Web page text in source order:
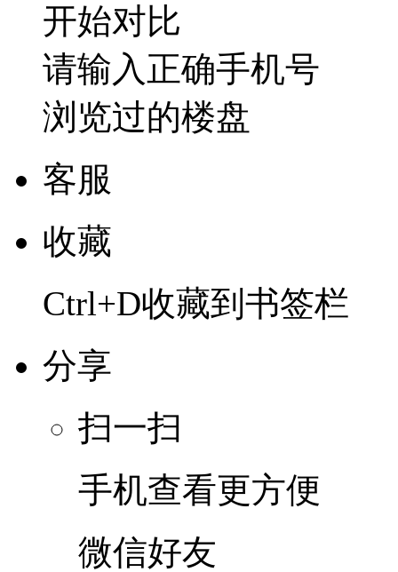
开始对比
请输入正确手机号
浏览过的楼盘
客服
收藏
Ctrl+D收藏到书签栏
分享
扫一扫
手机查看更方便
微信好友